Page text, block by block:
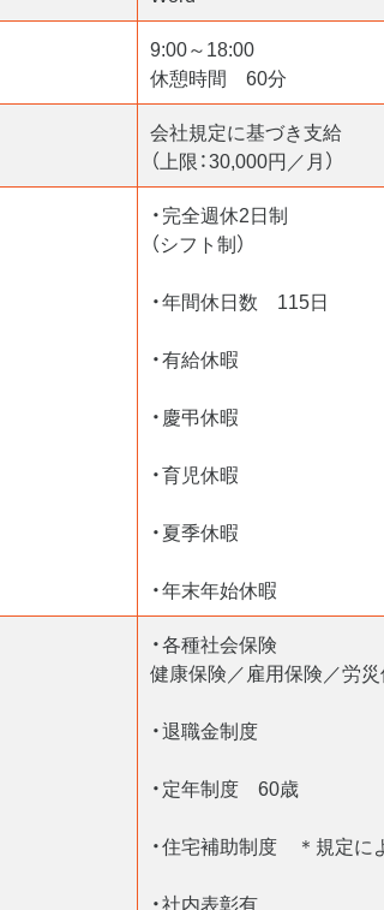
9:00～18:00
休憩時間 60分
会社規定に基づき支給
（上限：30,000円／月）
・完全週休2日制
（シフト制）
・年間休日数 115日
・有給休暇
・慶弔休暇
・育児休暇
・夏季休暇
・年末年始休暇
・各種社会保険
健康保険／雇用保険／労
・退職金制度
・定年制度 60歳
・住宅補助制度 ＊規定に
・社内表彰有